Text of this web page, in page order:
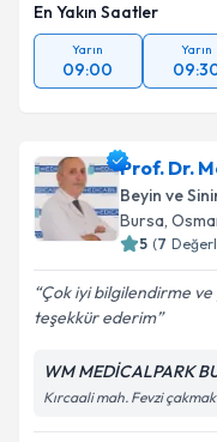
En Yakın Saatler
Yarın
09:00
Yarın
Prof. Dr.
Beyin ve
Bursa,
5 (7
Çok iyi bilgilendirme
teşekkür ederim
WM MEDİCALPARK
Kırcaali mah. Fevzi